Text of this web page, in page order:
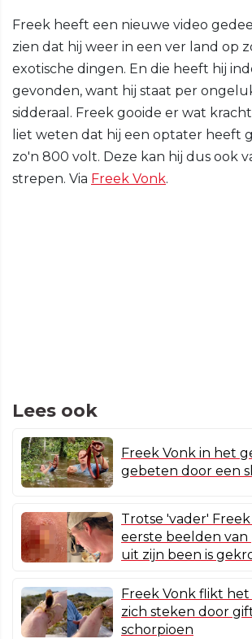
Freek heeft een nieuwe video
zien dat hij weer in een ver land op
exotische dingen. En die heeft hij
gevonden, want hij staat per
sidderaal. Freek gooide er wat
liet weten dat hij een optater heeft
zo'n 800 volt. Deze kan hij dus ook
strepen. Via Freek Vonk.
Lees ook
Freek Vonk in het
gebeten door een
Trotse 'vader'
eerste beelden van
uit zijn been is
Freek Vonk flikt het
zich steken door
schorpioen